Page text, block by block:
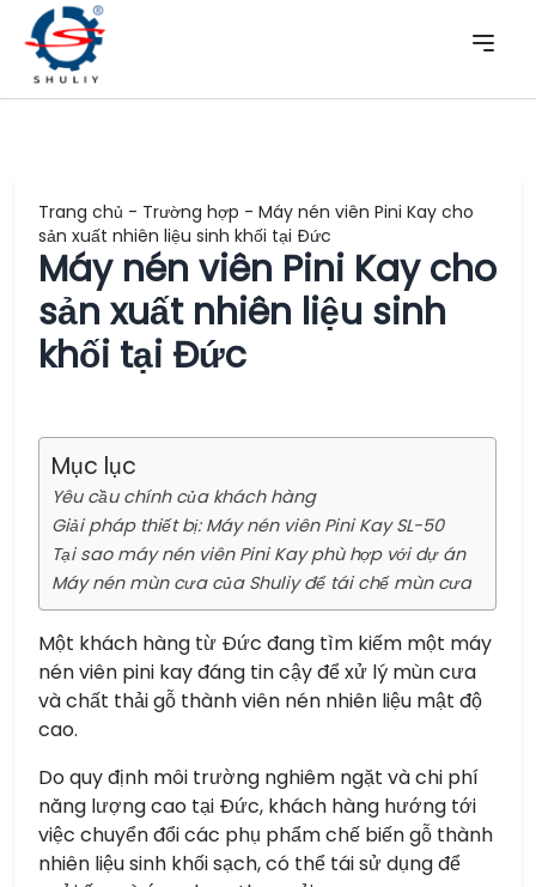
Trang chủ - Trường hợp - Máy nén viên Pini Kay cho
sản xuất nhiên liệu sinh khối tại Đức
Máy nén viên Pini Kay cho
sản xuất nhiên liệu sinh
khối tại Đức
Mục lục
Yêu cầu chính của khách hàng
Giải pháp thiết bị: Máy nén viên Pini Kay SL-50
Tại sao máy nén viên Pini Kay phù hợp với dự án
Máy nén mùn cưa của Shuliy để tái chế mùn cưa
Một khách hàng từ Đức đang tìm kiếm một máy
nén viên pini kay đáng tin cậy để xử lý mùn cưa
và chất thải gỗ thành viên nén nhiên liệu mật độ
cao.
Do quy định môi trường nghiêm ngặt và chi phí
năng lượng cao tại Đức, khách hàng hướng tới
việc chuyển đổi các phụ phẩm chế biến gỗ thành
nhiên liệu sinh khối sạch, có thể tái sử dụng để